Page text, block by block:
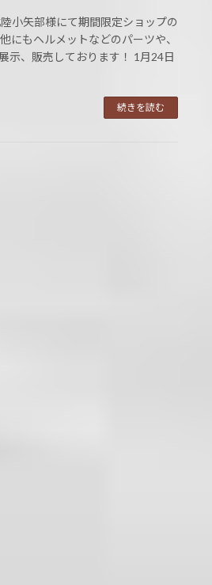
小矢部様にて期間限定ショップの
にもヘルメットなどのパーツや、
示、販売しております！ 1月24日
続きを読む